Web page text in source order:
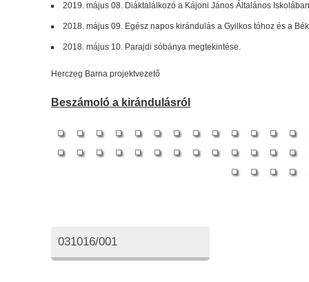
2019. május 08. Diáktalálkozó a Kájoni János Általános
2018. május 09. Egész napos kirándulás a Gyilkos tóhoz és a
2018. május 10. Parajdi sóbánya megtekintése.
Herczeg Barna projektvezető
Beszámoló a kirándulásról
031016/001